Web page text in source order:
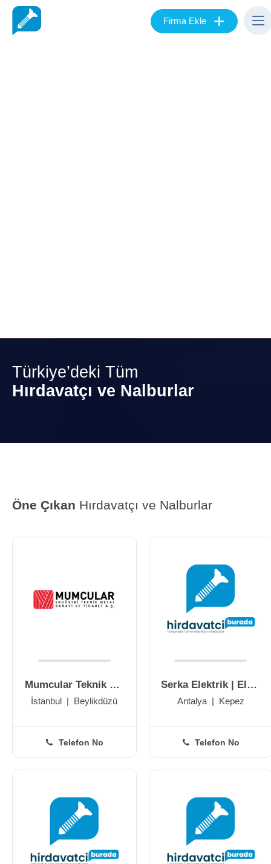
Firma Ekle +
Türkiye’deki Tüm
Hırdavatçı ve Nalburlar
Öne Çıkan Hırdavatçı ve Nalburlar
Mumcular Teknik Hırdavat
İstanbul | Beylikdüzü
Telefon No
Serka Elektrik | Elektrik Tamir | Uydu Kurulum | Güvenlik Kamerası Kurulum
Antalya| Kepez
Telefon No